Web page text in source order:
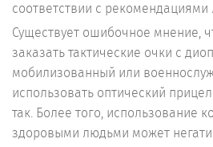
соответствии с
Существует ошибочное мнение,
заказать тактические очки с
мобилизованный или
использовать оптический
так. Более того, использование
здоровыми людьми может